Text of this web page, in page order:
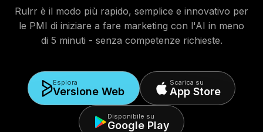
Rulrr è il modo più rapido, semplice e innovativo per
le PMI di iniziare a fare marketing con l'AI in meno
di 5 minuti - senza competenze richieste.
Esplora
Versione Web
Scarica su
App Store
Disponibile su
Google Play